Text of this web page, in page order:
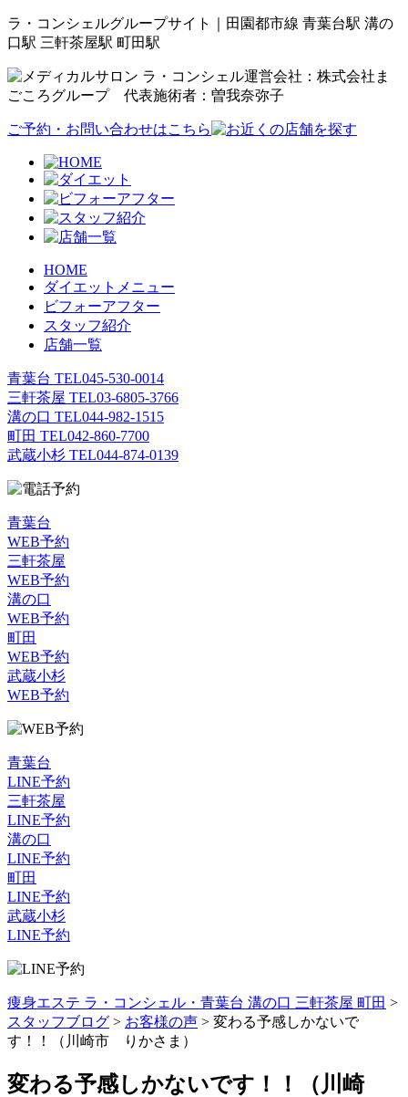
ラ・コンシェルグループサイト｜田園都市線 青葉台駅 溝の
口駅 三軒茶屋駅 町田駅
運営会社：株式会社ま
ごころグループ 代表施術者：曽我奈弥子
ご予約・お問い合わせはこちら
HOME
ダイエットメニュー
ビフォーアフター
スタッフ紹介
店舗一覧
青葉台 TEL045-530-0014
三軒茶屋 TEL03-6805-3766
溝の口 TEL044-982-1515
町田 TEL042-860-7700
武蔵小杉 TEL044-874-0139
青葉台
WEB予約
三軒茶屋
WEB予約
溝の口
WEB予約
町田
WEB予約
武蔵小杉
WEB予約
青葉台
LINE予約
三軒茶屋
LINE予約
溝の口
LINE予約
町田
LINE予約
武蔵小杉
LINE予約
痩身エステ ラ・コンシェル・青葉台 溝の口 三軒茶屋 町田 >
スタッフブログ > お客様の声 > 変わる予感しかないで
す！！（川崎市 りかさま）
変わる予感しかないです！！（川崎